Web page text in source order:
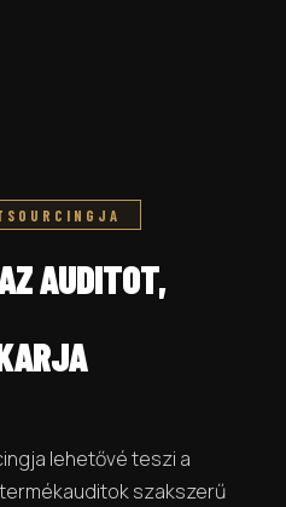
AUDITOT,
lehetővé teszi a
szakszerű